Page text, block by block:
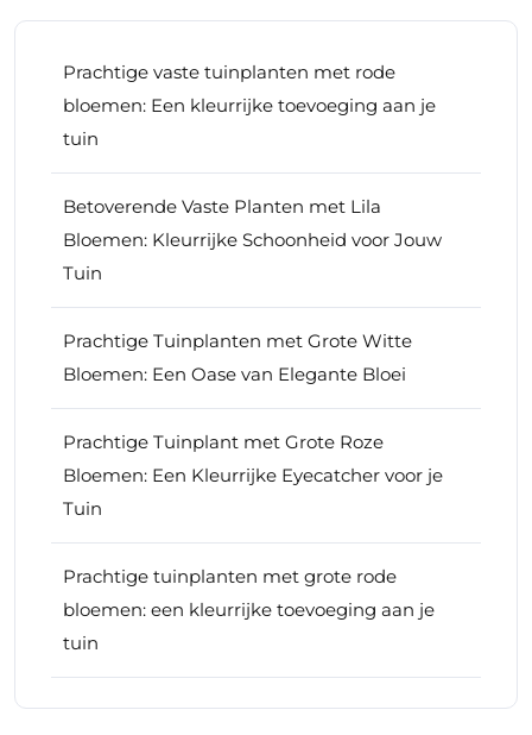
Prachtige vaste tuinplanten met rode
bloemen: Een kleurrijke toevoeging aan je
tuin
Betoverende Vaste Planten met Lila
Bloemen: Kleurrijke Schoonheid voor Jouw
Tuin
Prachtige Tuinplanten met Grote Witte
Bloemen: Een Oase van Elegante Bloei
Prachtige Tuinplant met Grote Roze
Bloemen: Een Kleurrijke Eyecatcher voor je
Tuin
Prachtige tuinplanten met grote rode
bloemen: een kleurrijke toevoeging aan je
tuin